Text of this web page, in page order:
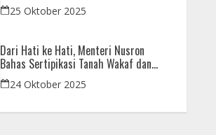
Menteri Nusron: Sebagai Early Warning
System
25 Oktober 2025
Dari Hati ke Hati, Menteri Nusron
Bahas Sertipikasi Tanah Wakaf dan
Rumah Ibadah di Kaltim
24 Oktober 2025